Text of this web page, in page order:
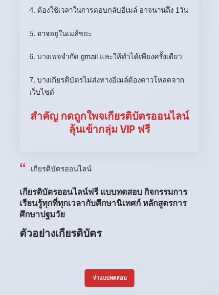
4. ต้องใช้เวลาในการตอบกลับอีเมล์ อาจนานถึง 1วัน
5. อาจอยู่ในเมล์ขยะ
6. บางเพจจำกัด gmail และให้ทำได้เพียงครั้งเดียว
7. บางเกียรติบัตรไม่ส่งทางอีเมล์ต้องดาวโหลดจาก
เว็บไซต์
สำคัญ กดถูกใพจเกียรติบัตรออนไลน์
ลุ้นเข้ากลุ่ม VIP ฟรี
เกียรติบัตรออนไลน์
เกียรติบัตรออนไลน์ฟรี แบบทดสอบ กิจกรรมการ
เรียนรู้ทุกที่ทุกเวลากับศึกษานิเทศก์ หลักสูตรการ
ศึกษาปฐมวัย
ตัวอย่างเกียรติบัตร
ทำแบบทดสอบ